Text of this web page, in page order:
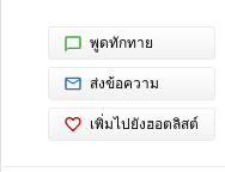
พูดทักทาย
ส่งข้อความ
เพิ่มไปยังฮอตลิสต์